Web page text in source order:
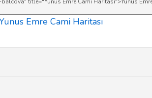
Emre Cami Haritası